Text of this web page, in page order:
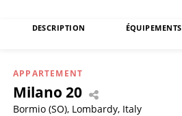
DESCRIPTION ÉQUIPEMENTS
APPARTEMENT
Milano 20
Bormio (SO), Lombardy, Italy